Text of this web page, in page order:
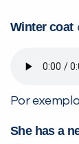
Winter coat
Por
She has a